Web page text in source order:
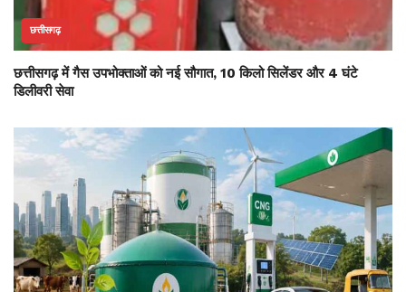
छत्तीसगढ़
छत्तीसगढ़ में गैस उपभोक्ताओं को नई सौगात, 10 किलो सिलेंडर और 4 घंटे
डिलीवरी सेवा